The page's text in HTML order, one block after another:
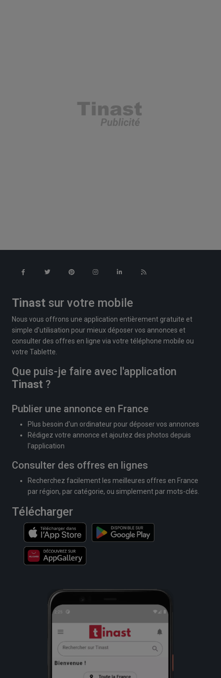
Tinast sur votre mobile
Nous vous offrons une application entièrement gratuite et
simple d'utilisation pour mieux déposer vos annonces et
consulter des offres en ligne via votre téléphone mobile ou
votre Tablette.
Que puis-je faire avec l'application
Tinast ?
Publier une annonce en France
Plus besoin d'un ordinateur pour déposer vos annonces
Rédigez votre annonce et ajoutez des photos depuis
l'application
Consulter des offres en lignes
Recherchez facilement les meilleures offres en France
par région, par catégorie, ou simplement par mots-clés.
Télécharger